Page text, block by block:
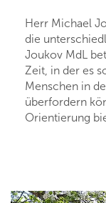
Herr Michael
die
Joukov MdL
Zeit, in der es
Menschen in
überfordern
Orientierung